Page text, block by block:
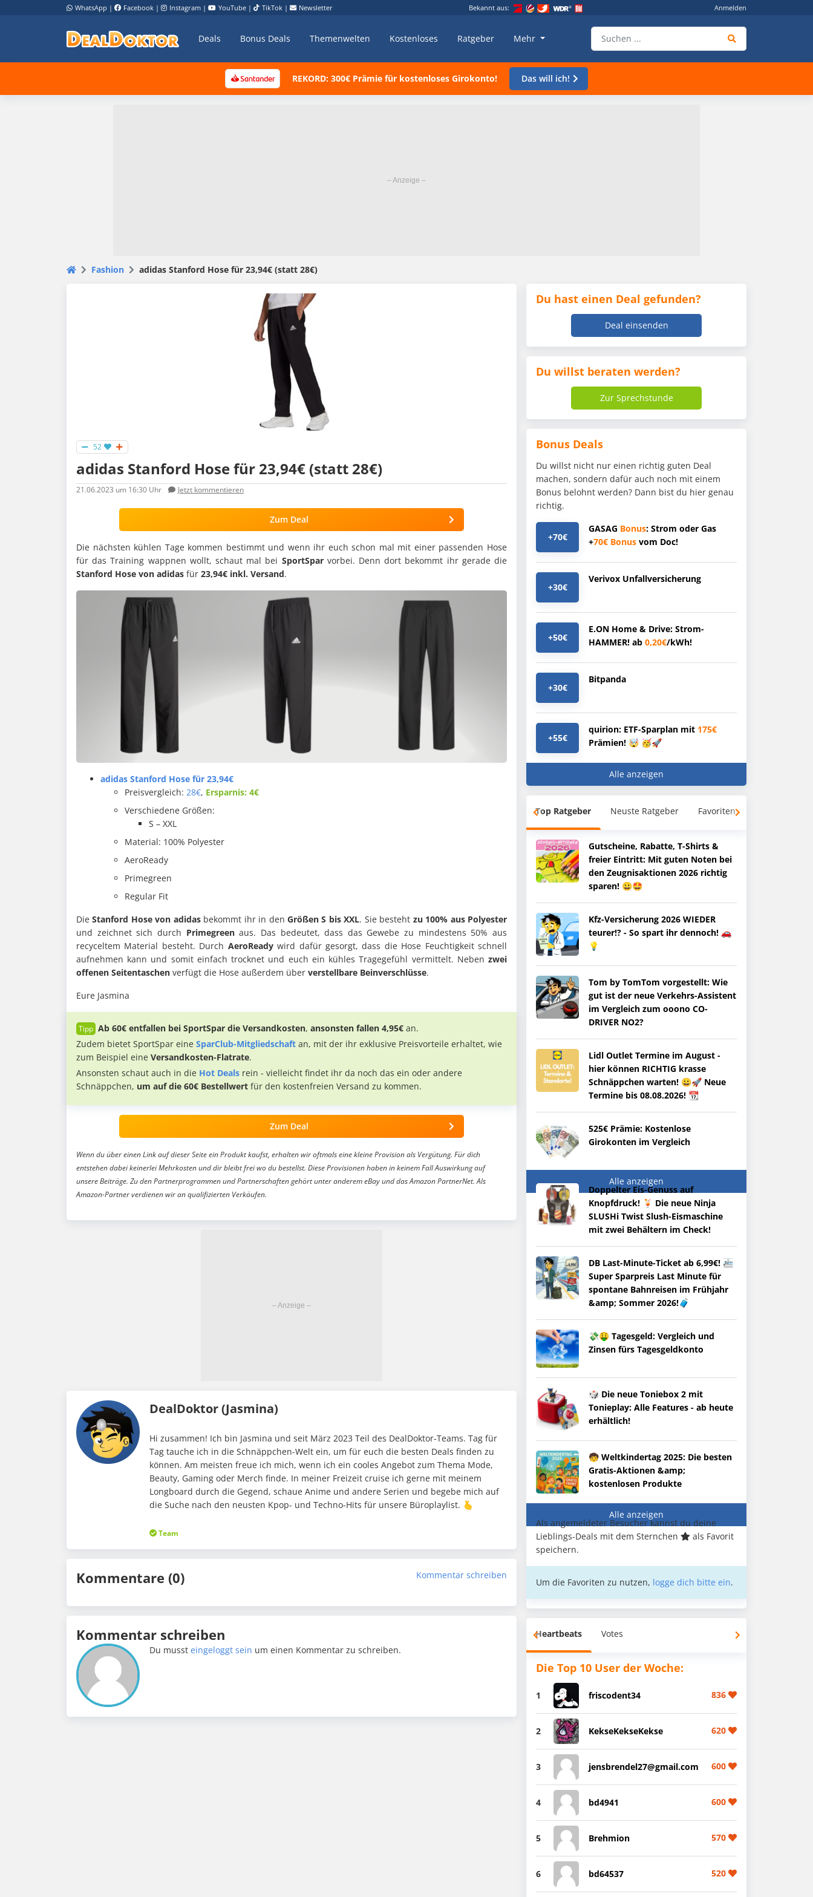
WhatsApp | Facebook | Instagram | YouTube | TikTok | Newsletter Bekannt aus: Anmelden
Deals Bonus Deals Themenwelten Kostenloses Ratgeber Mehr
REKORD: 300€ Prämie für kostenloses Girokonto! Das will ich!
Fashion adidas Stanford Hose für 23,94€ (statt 28€)
52
adidas Stanford Hose für 23,94€ (statt 28€)
21.06.2023 um 16:30 Uhr Jetzt kommentieren
Zum Deal
Die nächsten kühlen Tage kommen bestimmt und wenn ihr euch schon mal mit einer passenden Hose
für das Training wappnen wollt, schaut mal bei SportSparvorbei. Denn dort bekommt ihr gerade die
Stanford Hose von adidas für 23,94€ inkl. Versand.
adidas Stanford Hose für 23,94€
Preisvergleich: 28€, Ersparnis: 4€
Verschiedene Größen:
S – XXL
Material: 100% Polyester
AeroReady
Primegreen
Regular Fit
DieStanford Hose von adidasbekommt ihr in denGrößen S bis XXL. Sie besteht zu 100% aus Polyester
und zeichnet sich durch Primegreenaus. Das bedeutet, dass das Gewebe zu mindestens 50% aus
recyceltem Material besteht. Durch AeroReadywird dafür gesorgt, dass die Hose Feuchtigkeit schnell
aufnehmen kann und somit einfach trocknet und euch ein kühles Tragegefühl vermittelt. Neben zwei
offenen Seitentaschen verfügt die Hose außerdem über verstellbare Beinverschlüsse.
Eure Jasmina
Ab 60€ entfallen bei SportSpar die Versandkosten, ansonsten fallen 4,95€ an.
Zudem bietet SportSpar eine SparClub-Mitgliedschaft an, mit der ihr exklusive Preisvorteile erhaltet, wie
zum Beispiel eine Versandkosten-Flatrate.
Ansonsten schaut auch in die Hot Deals rein - vielleicht findet ihr da noch das ein oder andere
Schnäppchen, um auf die 60€ Bestellwert für den kostenfreien Versand zu kommen.
Zum Deal
Wenn du über einen Link auf dieser Seite ein Produkt kaufst, erhalten wir oftmals eine kleine Provision als Vergütung. Für dich
entstehen dabei keinerlei Mehrkosten und dir bleibt frei wo du bestellst. Diese Provisionen haben in keinem Fall Auswirkung auf
unsere Beiträge. Zu den Partnerprogrammen und Partnerschaften gehört unter anderem eBay und das Amazon PartnerNet. Als
Amazon-Partner verdienen wir an qualifizierten Verkäufen.
DealDoktor (Jasmina)
Hi zusammen! Ich bin Jasmina und seit März 2023 Teil des DealDoktor-Teams. Tag für
Tag tauche ich in die Schnäppchen-Welt ein, um für euch die besten Deals finden zu
können. Am meisten freue ich mich, wenn ich ein cooles Angebot zum Thema Mode,
Beauty, Gaming oder Merch finde. In meiner Freizeit cruise ich gerne mit meinem
Longboard durch die Gegend, schaue Anime und andere Serien und begebe mich auf
die Suche nach den neusten Kpop- und Techno-Hits für unsere Büroplaylist. 🫰
Team
Kommentare (0) Kommentar schreiben
Kommentar schreiben
Du mussteingeloggt sein um einen Kommentar zu schreiben.
Du hast einen Deal gefunden?
Deal einsenden
Du willst beraten werden?
Zur Sprechstunde
Bonus Deals
Du willst nicht nur einen richtig guten Deal
machen, sondern dafür auch noch mit einem
Bonus belohnt werden? Dann bist du hier genau
richtig.
+70€
GASAG Bonus: Strom oder Gas
+70€ Bonus vom Doc!
+30€
Verivox Unfallversicherung
+50€
E.ON Home & Drive: Strom-
HAMMER! ab 0,20€/kWh!
+30€
Bitpanda
+55€
quirion: ETF-Sparplan mit 175€
Prämien! 🤯 🥳🚀
Alle anzeigen
Top Ratgeber Neuste Ratgeber Favoriten
Gutscheine, Rabatte, T-Shirts &
freier Eintritt: Mit guten Noten bei
den Zeugnisaktionen 2026 richtig
sparen! 😀🤩
Kfz-Versicherung 2026 WIEDER
teurer!? - So spart ihr dennoch! 🚗
💡
Tom by TomTom vorgestellt: Wie
gut ist der neue Verkehrs-Assistent
im Vergleich zum ooono CO-
DRIVER NO2?
Lidl Outlet Termine im August -
hier können RICHTIG krasse
Schnäppchen warten! 😀🚀 Neue
Termine bis 08.08.2026! 📆
525€ Prämie: Kostenlose
Girokonten im Vergleich
Alle anzeigen
Doppelter Eis-Genuss auf
Knopfdruck! 🍹 Die neue Ninja
SLUSHi Twist Slush-Eismaschine
mit zwei Behältern im Check!
DB Last-Minute-Ticket ab 6,99€! 🚈
Super Sparpreis Last Minute für
spontane Bahnreisen im Frühjahr
&amp; Sommer 2026!🧳
💸🤑 Tagesgeld: Vergleich und
Zinsen fürs Tagesgeldkonto
🎲 Die neue Toniebox 2 mit
Tonieplay: Alle Features - ab heute
erhältlich!
🧒 Weltkindertag 2025: Die besten
Gratis-Aktionen &amp;
kostenlosen Produkte
Alle anzeigen
Als angemeldeter Besucher kannst du deine
Lieblings-Deals mit dem Sternchen
als Favorit
speichern.
Um die Favoriten zu nutzen, logge dich bitte ein.
Heartbeats Votes
Die Top 10 User der Woche:
1 friscodent34 836
2 KekseKekseKekse 620
3 jensbrendel27@gmail.com 600
4 bd4941 600
5 Brehmion 570
6 bd64537 520